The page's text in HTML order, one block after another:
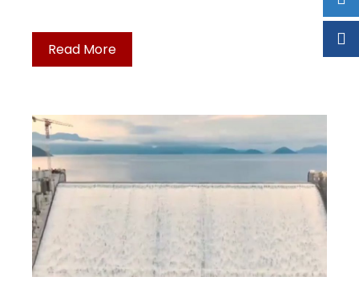
Read More